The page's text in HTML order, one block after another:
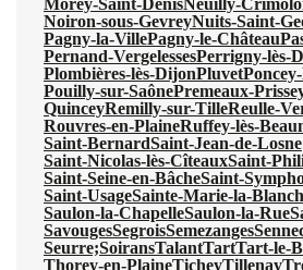
Morey-Saint-DenisNeuilly-
Noiron-sous-GevreyNuits-Saint-
Pagny-la-VillePagny-le-Château
Pernand-VergelessesPerrigny-lès-
Plombières-lès-DijonPluvet
Pouilly-sur-SaônePremeaux-
QuinceyRemilly-sur-TilleReulle-
Rouvres-en-PlaineRuffey-lès-
Saint-BernardSaint-Jean-de-Losne
Saint-Nicolas-lès-CîteauxSaint-
Saint-Seine-en-BâcheSaint-
Saint-UsageSainte-Marie-la-
Saulon-la-ChapelleSaulon-la-Rue
SavougesSegroisSemezanges
Seurre;SoiransTalantTartTart-le-
Thorey-en-PlaineTicheyTillenay